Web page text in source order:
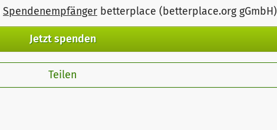
Spendenempfänger betterplace (betterplace.org gGmbH)
Jetzt spenden
Teilen